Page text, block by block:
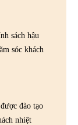
sách hậu
sóc khách
đào tạo
nhiệt